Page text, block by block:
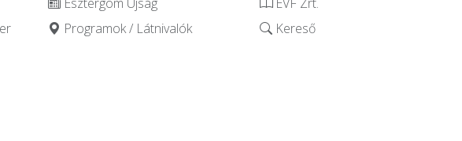
Programok / Látnivalók
Kereső